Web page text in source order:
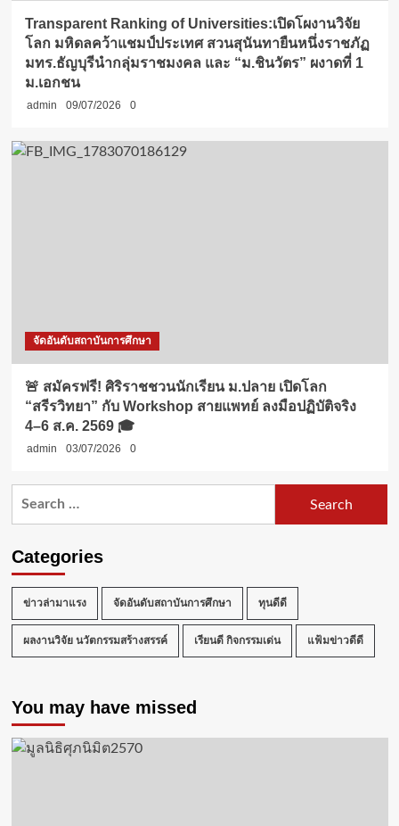
Transparent Ranking of Universities:เปิดโผงานวิจัย
โลก มหิดลคว้าแชมป์ประเทศ สวนสุนันทายืนหนึ่งราชภัฏ
มทร.ธัญบุรีนำกลุ่มราชมงคล และ “ม.ชินวัตร” ผงาดที่ 1
ม.เอกชน
admin 09/07/2026 0
จัดอันดับสถาบันการศึกษา
🚨 สมัครฟรี! ศิริราชชวนนักเรียน ม.ปลาย เปิดโลก
“สรีรวิทยา” กับ Workshop สายแพทย์ ลงมือปฏิบัติจริง
4–6 ส.ค. 2569 🎓
admin 03/07/2026 0
Categories
ข่าวล่ามาแรง จัดอันดับสถาบันการศึกษา ทุนดีดี
ผลงานวิจัย นวัตกรรมสร้างสรรค์ เรียนดี กิจกรรมเด่น แฟ้มข่าวดีดี
You may have missed